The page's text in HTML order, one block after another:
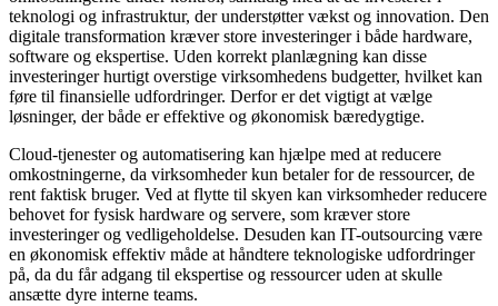
teknologi og infrastruktur, der understøtter vækst og innovation. Den
digitale transformation kræver store investeringer i både hardware,
software og ekspertise. Uden korrekt planlægning kan disse
investeringer hurtigt overstige virksomhedens budgetter, hvilket kan
føre til finansielle udfordringer. Derfor er det vigtigt at vælge
løsninger, der både er effektive og økonomisk bæredygtige.
Cloud-tjenester og automatisering kan hjælpe med at reducere
omkostningerne, da virksomheder kun betaler for de ressourcer, de
rent faktisk bruger. Ved at flytte til skyen kan virksomheder reducere
behovet for fysisk hardware og servere, som kræver store
investeringer og vedligeholdelse. Desuden kan IT-outsourcing være
en økonomisk effektiv måde at håndtere teknologiske udfordringer
på, da du får adgang til ekspertise og ressourcer uden at skulle
ansætte dyre interne teams.